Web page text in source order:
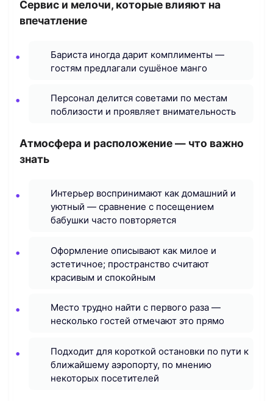
Сервис и мелочи, которые влияют на
впечатление
Бариста иногда дарит комплименты —
гостям предлагали сушёное манго
Персонал делится советами по местам
поблизости и проявляет внимательность
Атмосфера и расположение — что важно
знать
Интерьер воспринимают как домашний и
уютный — сравнение с посещением
бабушки часто повторяется
Оформление описывают как милое и
эстетичное; пространство считают
красивым и спокойным
Место трудно найти с первого раза —
несколько гостей отмечают это прямо
Подходит для короткой остановки по пути к
ближайшему аэропорту, по мнению
некоторых посетителей